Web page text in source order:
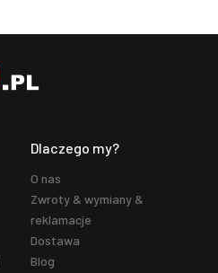
Dlaczego my?
O nas
Zwroty & wymiany &
reklamacje
Dostawa
Blog